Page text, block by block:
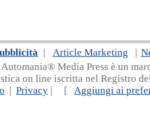
| Article Marketing |
Media Press è un
on line iscritta nel Registro
| Privacy | [ Aggiungi ai